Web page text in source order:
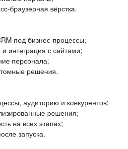
вёрстка.
под бизнес‑процессы;
интеграция с сайтами;
персонала;
решения.
аудиторию и конкурентов;
решения;
на всех этапах;
запуска.